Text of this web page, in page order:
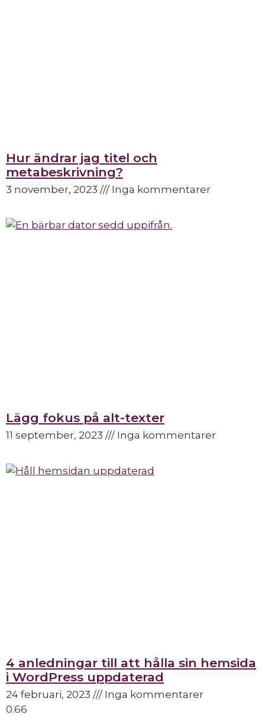
Hur ändrar jag titel och
metabeskrivning?
3 november, 2023 Inga kommentarer
Lägg fokus på alt-texter
11 september, 2023 Inga kommentarer
4 anledningar till att hålla sin hemsida
i WordPress uppdaterad
24 februari, 2023 Inga kommentarer